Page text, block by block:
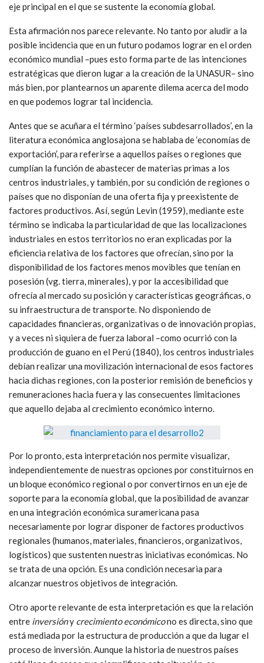
eje principal en el que se sustente la economía global.
Esta afirmación nos parece relevante. No tanto por aludir a la
posible incidencia que en un futuro podamos lograr en el orden
económico mundial –pues esto forma parte de las intenciones
estratégicas que dieron lugar a la creación de la UNASUR– sino
más bien, por plantearnos un aparente dilema acerca del modo
en que podemos lograr tal incidencia.
Antes que se acuñara el término ‘países subdesarrollados’, en la
literatura económica anglosajona se hablaba de ‘economías de
exportación’, para referirse a aquellos países o regiones que
cumplían la función de abastecer de materias primas a los
centros industriales, y también, por su condición de regiones o
países que no disponían de una oferta fija y preexistente de
factores productivos. Así, según Levin (1959), mediante este
término se indicaba la particularidad de que las localizaciones
industriales en estos territorios no eran explicadas por la
eficiencia relativa de los factores que ofrecían, sino por la
disponibilidad de los factores menos movibles que tenían en
posesión (vg. tierra, minerales), y por la accesibilidad que
ofrecía al mercado su posición y características geográficas, o
su infraestructura de transporte. No disponiendo de
capacidades financieras, organizativas o de innovación propias,
y a veces ni siquiera de fuerza laboral –como ocurrió con la
producción de guano en el Perú (1840), los centros industriales
debían realizar una movilización internacional de esos factores
hacia dichas regiones, con la posterior remisión de beneficios y
remuneraciones hacia fuera y las consecuentes limitaciones
que aquello dejaba al crecimiento económico interno.
Por lo pronto, esta interpretación nos permite visualizar,
independientemente de nuestras opciones por constituirnos en
un bloque económico regional o por convertirnos en un eje de
soporte para la economía global, que la posibilidad de avanzar
en una integración económica suramericana pasa
necesariamente por lograr disponer de factores productivos
regionales (humanos, materiales, financieros, organizativos,
logísticos) que sustenten nuestras iniciativas económicas. No
se trata de una opción. Es una condición necesaria para
alcanzar nuestros objetivos de integración.
Otro aporte relevante de esta interpretación es que la relación
entre inversióny crecimiento económicono es directa, sino que
está mediada por la estructura de producción a que da lugar el
proceso de inversión. Aunque la historia de nuestros países